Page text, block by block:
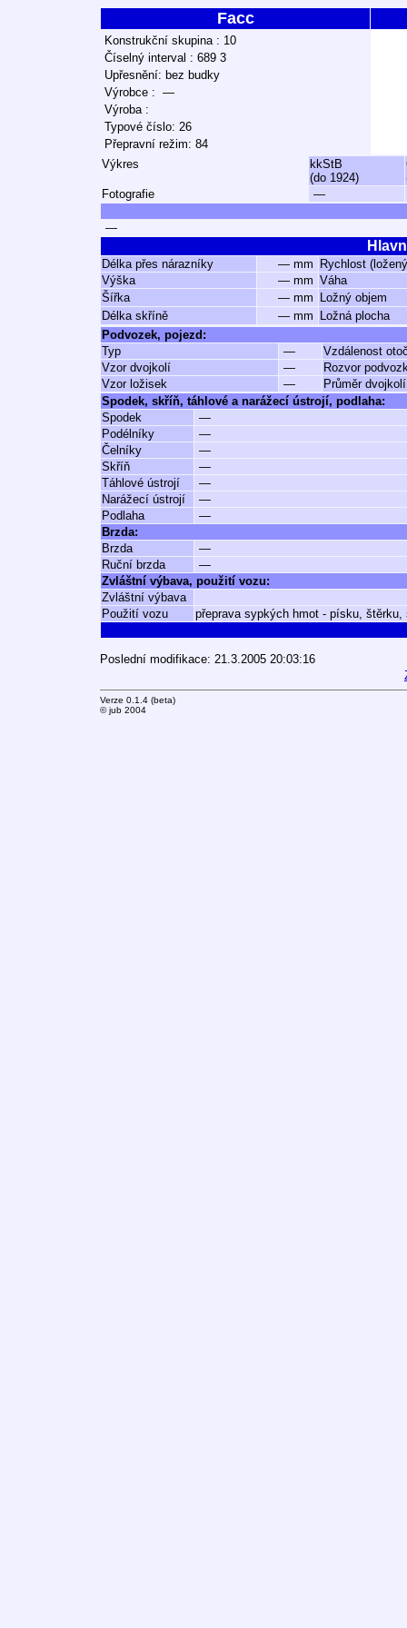
Facc
Konstrukční skupina : 10
Číselný interval : 689 3
Upřesnění: bez budky
Výrobce : —
Výroba :
Typové číslo: 26
Přepravní režim: 84
Výkres
kkStB
(do 1924)
Fotografie
—
—
Délka přes nárazníky — mm
Rychlost
Výška
— mm Váha
Šířka
— mm
Ložný objem
Délka skříně
— mm
Ložná plocha
Podvozek, pojezd:
Typ
—
Vzdálenost
Vzor dvojkolí
—
Rozvor
Vzor ložisek
—
Průměr dvojkolí
Spodek, skříň, táhlové a narážecí ústrojí, podlaha:
Spodek
—
Podélníky
—
Čelníky
—
Skříň
—
Táhlové ústrojí
—
Narážecí ústrojí
—
Podlaha
—
Brzda:
Brzda
—
Ruční brzda
—
Zvláštní výbava, použití vozu:
Zvláštní výbava
Použití vozu
přeprava sypkých hmot - písku,
Poslední modifikace: 21.3.2005 20:03:16
Verze 0.1.4 (beta)
© jub 2004